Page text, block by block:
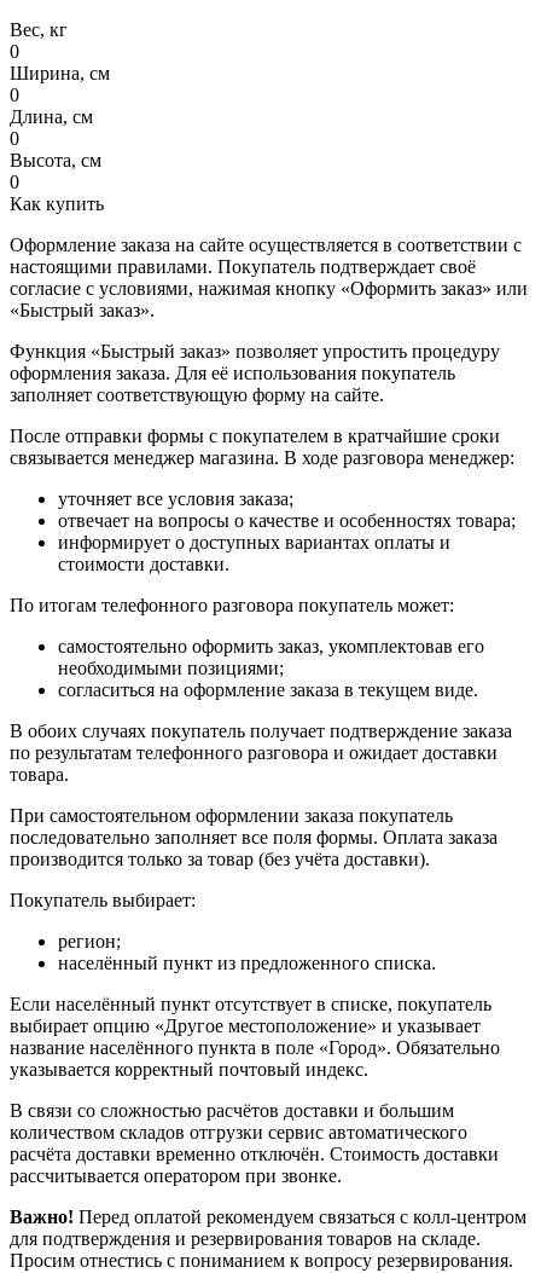
Вес, кг
0
Ширина, см
0
Длина, см
0
Высота, см
0
Как купить
Оформление заказа на сайте осуществляется в соответствии с
настоящими правилами. Покупатель подтверждает своё
согласие с условиями, нажимая кнопку «Оформить заказ» или
«Быстрый заказ».
Функция «Быстрый заказ» позволяет упростить процедуру
оформления заказа. Для её использования покупатель
заполняет соответствующую форму на сайте.
После отправки формы с покупателем в кратчайшие сроки
связывается менеджер магазина. В ходе разговора менеджер:
уточняет все условия заказа;
отвечает на вопросы о качестве и особенностях товара;
информирует о доступных вариантах оплаты и
стоимости доставки.
По итогам телефонного разговора покупатель может:
самостоятельно оформить заказ, укомплектовав его
необходимыми позициями;
согласиться на оформление заказа в текущем виде.
В обоих случаях покупатель получает подтверждение заказа
по результатам телефонного разговора и ожидает доставки
товара.
При самостоятельном оформлении заказа покупатель
последовательно заполняет все поля формы. Оплата заказа
производится только за товар (без учёта доставки).
Покупатель выбирает:
регион;
населённый пункт из предложенного списка.
Если населённый пункт отсутствует в списке, покупатель
выбирает опцию «Другое местоположение» и указывает
название населённого пункта в поле «Город». Обязательно
указывается корректный почтовый индекс.
В связи со сложностью расчётов доставки и большим
количеством складов отгрузки сервис автоматического
расчёта доставки временно отключён. Стоимость доставки
рассчитывается оператором при звонке.
Важно! Перед оплатой рекомендуем связаться с колл‑центром
для подтверждения и резервирования товаров на складе.
Просим отнестись с пониманием к вопросу резервирования.